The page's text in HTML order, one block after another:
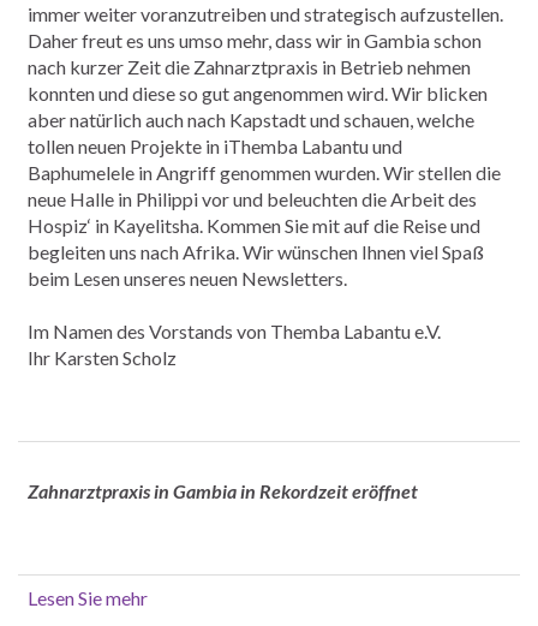
immer weiter voranzutreiben und strategisch aufzustellen.
Daher freut es uns umso mehr, dass wir in Gambia schon
nach kurzer Zeit die Zahnarztpraxis in Betrieb nehmen
konnten und diese so gut angenommen wird. Wir blicken
aber natürlich auch nach Kapstadt und schauen, welche
tollen neuen Projekte in iThemba Labantu und
Baphumelele in Angriff genommen wurden. Wir stellen die
neue Halle in Philippi vor und beleuchten die Arbeit des
Hospiz‘ in Kayelitsha. Kommen Sie mit auf die Reise und
begleiten uns nach Afrika. Wir wünschen Ihnen viel Spaß
beim Lesen unseres neuen Newsletters.
Im Namen des Vorstands von Themba Labantu e.V.
Ihr Karsten Scholz
Zahnarztpraxis in Gambia in Rekordzeit eröffnet
Lesen Sie mehr